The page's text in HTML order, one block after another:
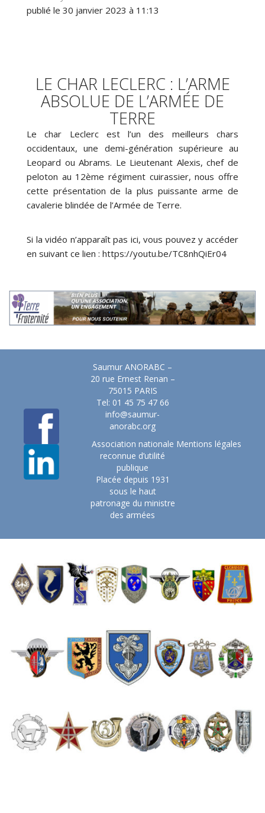
publié le 30 janvier 2023 à 11:13
LE CHAR LECLERC : L’ARME
ABSOLUE DE L’ARMÉE DE
TERRE
Le char Leclerc est l’un des meilleurs chars
occidentaux, une demi-génération supérieure au
Leopard ou Abrams. Le Lieutenant Alexis, chef de
peloton au 12ème régiment cuirassier, nous offre
cette présentation de la plus puissante arme de
cavalerie blindée de l’Armée de Terre.
Si la vidéo n’apparaît pas ici, vous pouvez y accéder
en suivant ce lien : https://youtu.be/TC8nhQiEr04
Saumur ANORABC –
20 rue Ernest Renan –
75015 PARIS
Tel: 01 45 75 47 66
info@saumur-
anorabc.org
Association nationale
reconnue d’utilité
publique
Placée depuis 1931
sous le haut
patronage du ministre
des armées
Mentions légales